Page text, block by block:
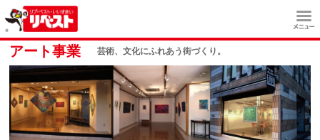
アート事業 芸術、文化にふれあう街づくり。